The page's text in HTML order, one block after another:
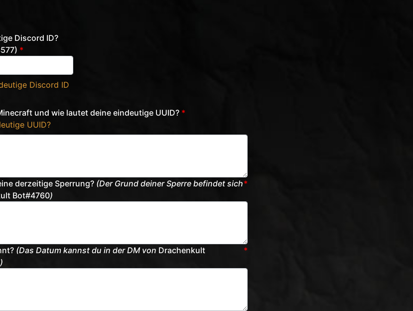
Discord ID?
*
Discord ID
und wie lautet deine eindeutige UUID? *
UUID?
derzeitige Sperrung? (Der Grund deiner Sperre befindet sich
Bot#4760)
*
(Das Datum kannst du in der DM von Drachenkult
*